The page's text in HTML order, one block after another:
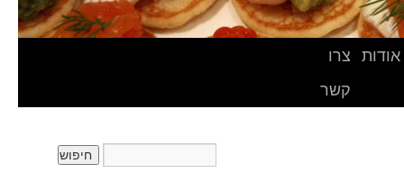
אודות
צרו
קשר